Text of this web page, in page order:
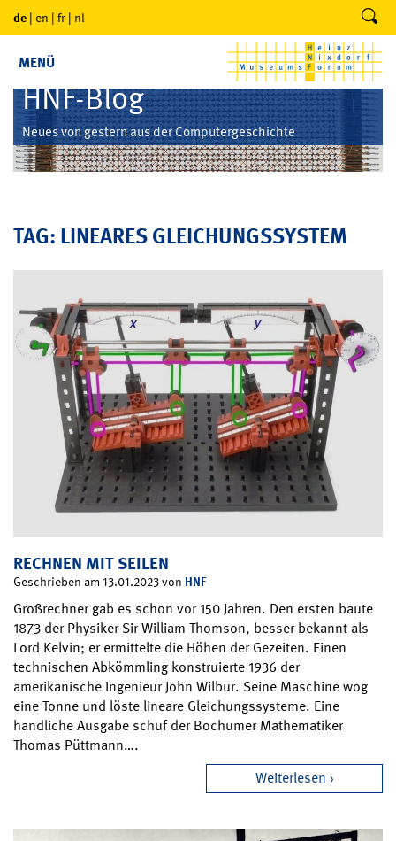
de | en | fr | nl
MENÜ
HNF-Blog
Neues von gestern aus der Computergeschichte
TAG: LINEARES GLEICHUNGSSYSTEM
RECHNEN MIT SEILEN
Geschrieben am 13.01.2023 von HNF
Großrechner gab es schon vor 150 Jahren. Den ersten baute
1873 der Physiker Sir William Thomson, besser bekannt als
Lord Kelvin; er ermittelte die Höhen der Gezeiten. Einen
technischen Abkömmling konstruierte 1936 der
amerikanische Ingenieur John Wilbur. Seine Maschine wog
eine Tonne und löste lineare Gleichungssysteme. Eine
handliche Ausgabe schuf der Bochumer Mathematiker
Thomas Püttmann….
Weiterlesen